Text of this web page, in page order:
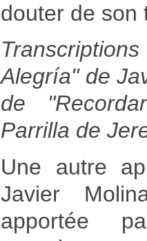
douter de son
Alegría" de
de
Parrilla de
Une autre
Javier
apportée